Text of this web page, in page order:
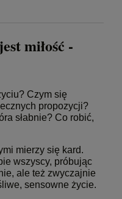
miłość -
Czym się
propozycji?
słabnie? Co robić,
mierzy się kard.
wszyscy, próbując
ale też zwyczajnie
sensowne życie.